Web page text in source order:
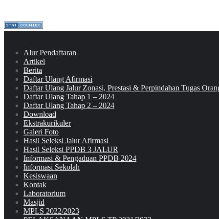
Alur Pendaftaran
Artikel
Berita
Daftar Ulang Afirmasi
Daftar Ulang Jalur Zonasi, Prestasi & Perpindahan Tugas
Daftar Ulang Tahap 1 – 2024
Daftar Ulang Tahap 2 – 2024
Download
Ekstrakurikuler
Galeri Foto
Hasil Seleksi Jalur Afirmasi
Hasil Seleksi PPDB 3 JALUR
Informasi & Pengaduan PPDB 2024
Informasi Sekolah
Kesiswaan
Kontak
Laboratorium
Masjid
MPLS 2022/2023